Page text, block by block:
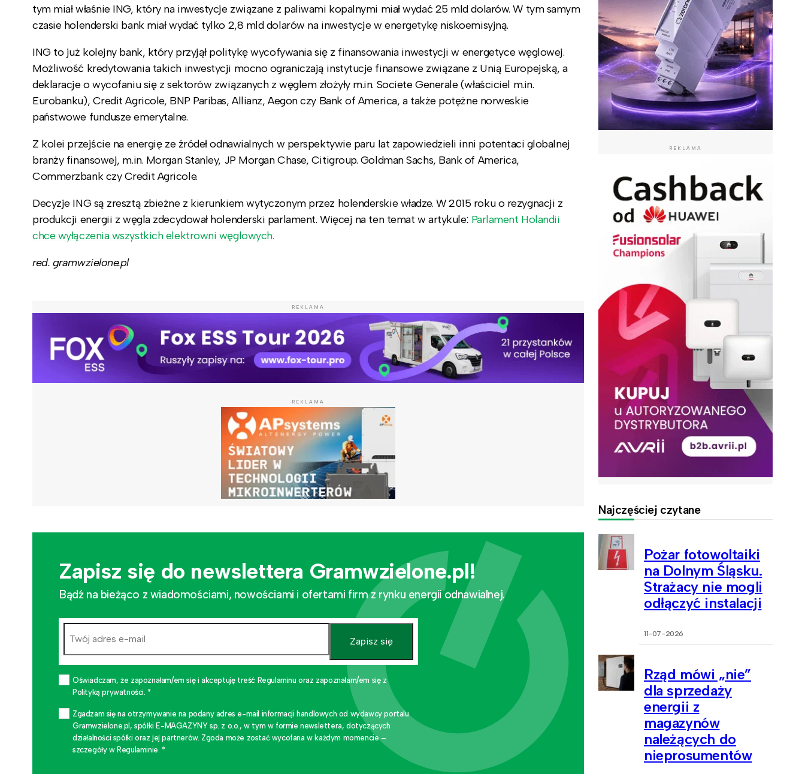
tym miał właśnie ING, który na inwestycje związane z paliwami kopalnymi miał wydać 25 mld dolarów. W tym samym
czasie holenderski bank miał wydać tylko 2,8 mld dolarów na inwestycje w energetykę niskoemisyjną.
ING to już kolejny bank, który przyjął politykę wycofywania się z finansowania inwestycji w energetyce węglowej.
Możliwość kredytowania takich inwestycji mocno ograniczają instytucje finansowe związane z Unią Europejską, a
deklaracje o wycofaniu się z sektorów związanych z węglem złożyły m.in. Societe Generale (właściciel m.in.
Eurobanku), Credit Agricole, BNP Paribas, Allianz, Aegon czy Bank of America, a także potężne norweskie
państwowe fundusze emerytalne.
Z kolei przejście na energię ze źródeł odnawialnych w perspektywie paru lat zapowiedzieli inni potentaci globalnej
branży finansowej, m.in. Morgan Stanley, JP Morgan Chase, Citigroup. Goldman Sachs, Bank of America,
Commerzbank czy Credit Agricole.
Decyzje ING są zresztą zbieżne z kierunkiem wytyczonym przez holenderskie władze. W 2015 roku o rezygnacji z
produkcji energii z węgla zdecydował holenderski parlament. Więcej na ten temat w artykule: Parlament Holandii
chce wyłączenia wszystkich elektrowni węglowych.
red. gramwzielone.pl
REKLAMA
REKLAMA
Zapisz się do newslettera Gramwzielone.pl!
Bądź na bieżąco z wiadomościami, nowościami i ofertami firm z rynku energii odnawialnej.
Zapisz się
Oświadczam, że zapoznałam/em się i akceptuję treść Regulaminu oraz zapoznałam/em się z
Polityką prywatności. *
Zgadzam się na otrzymywanie na podany adres e-mail informacji handlowych od wydawcy portalu
Gramwzielone.pl, spółki E-MAGAZYNY sp. z o.o., w tym w formie newslettera, dotyczących
działalności spółki oraz jej partnerów. Zgoda może zostać wycofana w każdym momencie –
szczegóły w Regulaminie. *
REKLAMA
Najczęściej czytane
Pożar fotowoltaiki
na Dolnym Śląsku.
Strażacy nie mogli
odłączyć instalacji
11-07-2026
Rząd mówi „nie”
dla sprzedaży
energii z
magazynów
należących do
nieprosumentów